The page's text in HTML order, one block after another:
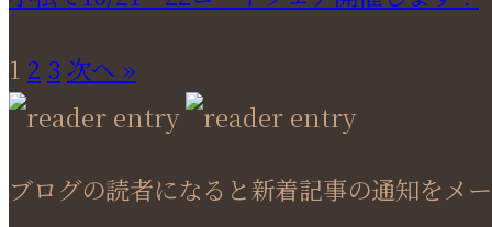
1 2 3 次へ »
ブログの読者になると新着記事の通知をメー